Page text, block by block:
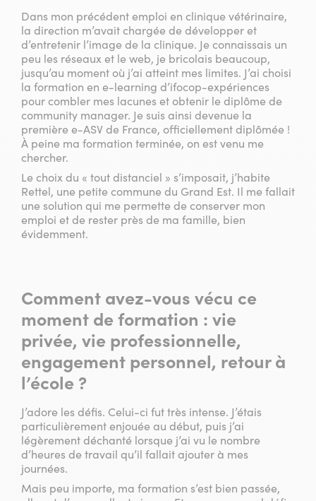
Dans mon précédent emploi en clinique vétérinaire,
la direction m’avait chargée de développer et
d’entretenir l’image de la clinique. Je connaissais un
peu les réseaux et le web, je bricolais beaucoup,
jusqu’au moment où j’ai atteint mes limites. J’ai choisi
la formation en e-learning d’ifocop-expériences
pour combler mes lacunes et obtenir le diplôme de
community manager. Je suis ainsi devenue la
première e-ASV de France, officiellement diplômée !
À peine ma formation terminée, on est venu me
chercher.
Le choix du « tout distanciel » s’imposait, j’habite
Rettel, une petite commune du Grand Est. Il me fallait
une solution qui me permette de conserver mon
emploi et de rester près de ma famille, bien
évidemment.
Comment avez-vous vécu ce
moment de formation : vie
privée, vie professionnelle,
engagement personnel, retour à
l’école ?
J’adore les défis. Celui-ci fut très intense. J’étais
particulièrement enjouée au début, puis j’ai
légèrement déchanté lorsque j’ai vu le nombre
d’heures de travail qu’il fallait ajouter à mes
journées.
Mais peu importe, ma formation s’est bien passée,